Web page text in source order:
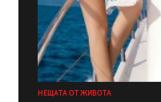
НЕЩАТА ОТ ЖИВОТА